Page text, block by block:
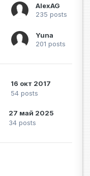
AlexAG
235 posts
Yuna
201 posts
16 окт 2017
54 posts
27 май 2025
34 posts